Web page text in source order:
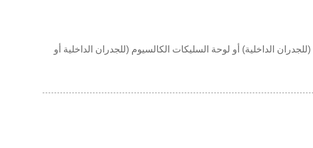
الداخلية) أو لوحة السليكات الكالسيوم (للجدران الداخلية أو